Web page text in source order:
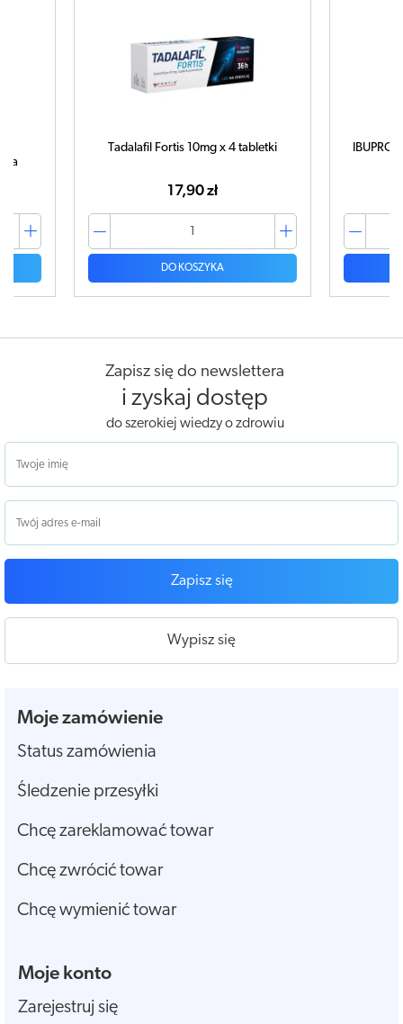
Tadalafil Fortis 10mg x 4 tabletki
17,90 zł
DO KOSZYKA
Zapisz się do newslettera
i zyskaj dostęp
do szerokiej wiedzy o zdrowiu
Zapisz się
Wypisz się
Moje zamówienie
Status zamówienia
Śledzenie przesyłki
Chcę zareklamować towar
Chcę zwrócić towar
Chcę wymienić towar
Moje konto
Zarejestruj się